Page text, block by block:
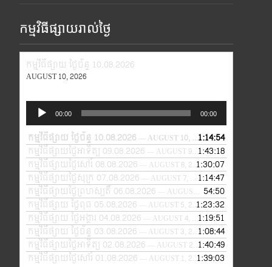
កម្មវិធីផ្សាយរាល់ថ្ងៃ
កម្មវិធីផ្សាយ ថ្ងៃច័ន្ទ 10.08.2026
AUGUST 10, 2026
Audio
Player
00:00 00:00
កម្មវិធីផ្សាយ ថ្ងៃច័ន្ទ 10.08.2026— AUGUST 10, 2026 1:14:54
កម្មវិធីផ្សាយថ្ងៃអាទិត្យ 09.08.2026
— AUGUST 9, 2026 1:43:18
កម្មវិធីផ្សាយថ្ងៃសៅរ៍ 08.08.2026
— AUGUST 8, 2026 1:30:07
កម្មវិធីផ្សាយថ្ងៃសុក្រ 07.08.2026
— AUGUST 7, 2026
1:14:47
កម្មវិធីផ្សាយថ្ងៃព្រហស្បតិ៍ 06.08.2026
— AUGUST 6, 2026
54:50
កម្មវិធីផ្សាយ ថ្ងៃពុធ 05.08.2026
— AUGUST 5, 2026 1:23:32
កម្មវិធីផ្សាយ ថ្ងៃអង្គារ 04.08.2026
— AUGUST 4, 2026
1:19:51
កម្មវិធីផ្សាយ ថ្ងៃច័ន្ទ 03.08.2026
— AUGUST 3, 2026 1:08:44
កម្មវិធីផ្សាយថ្ងៃអាទិត្យ 02.08.2026
— AUGUST 2, 2026 1:40:49
កម្មវិធីផ្សាយថ្ងៃសៅរ៍ 01.08.2026
— AUGUST 1, 2026 1:39:03